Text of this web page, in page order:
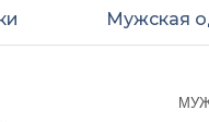
Мужская